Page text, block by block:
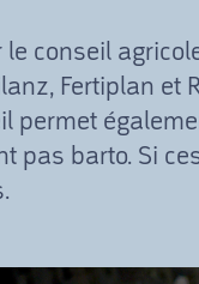
conseil
Fertiplan et
permet
pas barto. Si